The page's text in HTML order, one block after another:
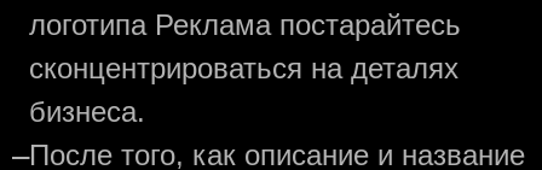
логотипа Реклама постарайтесь
сконцентрироваться на деталях
бизнеса.
—После того, как описание и название